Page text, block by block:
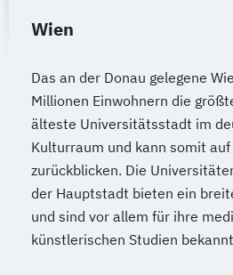
Process Development and
Water Management and
Engineering (Englisch)
Weinbau Önologie und
Wildtierökologie und
Wien
Das an der Donau gelegene
Millionen Einwohnern die
älteste Universitätsstadt im
Kulturraum und kann somit
zurückblicken. Die
der Hauptstadt bieten ein
und sind vor allem für ihre
künstlerischen Studien